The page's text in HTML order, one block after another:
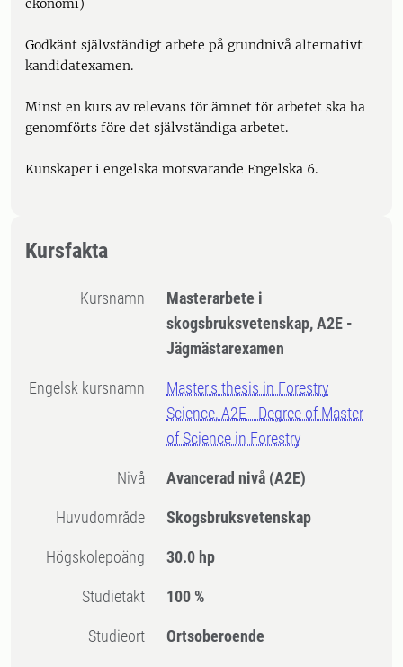
ekonomi)
Godkänt självständigt arbete på grundnivå alternativt
kandidatexamen.
Minst en kurs av relevans för ämnet för arbetet ska ha
genomförts före det självständiga arbetet.
Kunskaper i engelska motsvarande Engelska 6.
Kursfakta
Kursnamn
Masterarbete i
skogsbruksvetenskap, A2E -
Jägmästarexamen
Engelsk kursnamn
Master's thesis in Forestry
Science, A2E - Degree of Master
of Science in Forestry
Nivå Avancerad nivå (A2E)
Huvudområde Skogsbruksvetenskap
högskolepoäng 30.0 hp
Studietakt 100 %
Studieort Ortsoberoende